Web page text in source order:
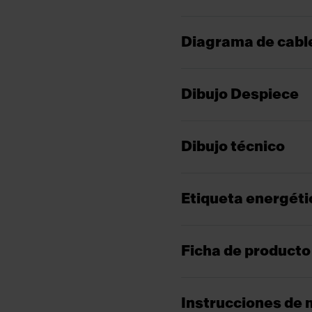
Diagrama de
Dibujo Despiece
Dibujo técnico
Etiqueta
Ficha de producto
Instrucciones de